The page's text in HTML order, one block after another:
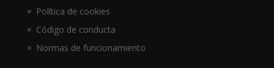
Política de cookies
Código de conducta
Normas de funcionamiento